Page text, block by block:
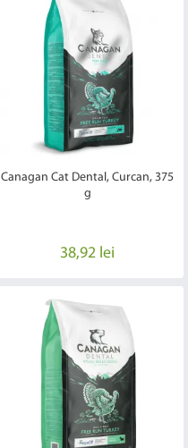
Canagan Cat Dental, Curcan, 375
g
38,92 lei